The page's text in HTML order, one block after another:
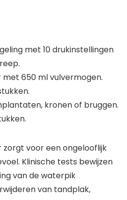
met 10 drukinstellingen
650 ml vulvermogen.
kronen of bruggen.
zorgt voor een ongelooflijk
Klinische tests bewijzen
van de waterpik
van tandplak,